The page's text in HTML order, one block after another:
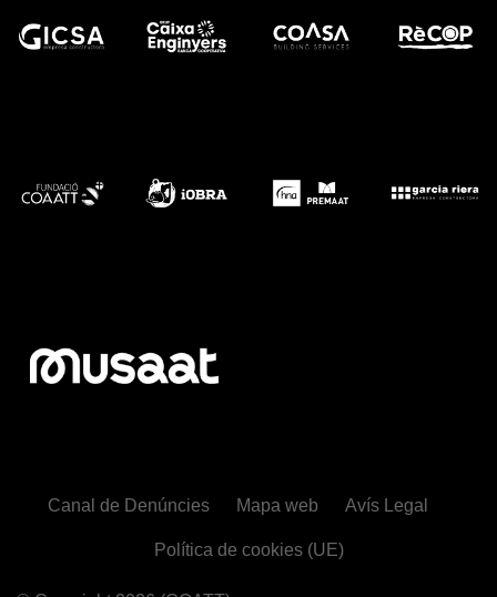
Canal de Denúncies Mapa web Avís Legal
Política de cookies (UE)